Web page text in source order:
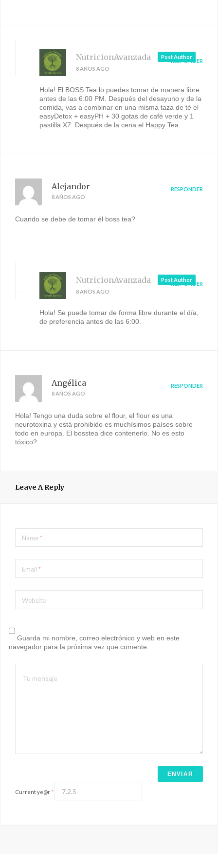
NutricionAvanzada
Post Author
8 AÑOS AGO
RESPONDER
Hola! El BOSS Tea lo puedes tomar de manera libre
antes de las 6:00 PM. Después del desayuno y de la
comida, vas a combinar en una misma taza de té el
easyDetox + easyPH + 30 gotas de café verde y 1
pastilla X7. Después de la cena el Happy Tea.
Alejandor
8 AÑOS AGO
RESPONDER
Cuando se debe de tomar él boss tea?
NutricionAvanzada
Post Author
8 AÑOS AGO
RESPONDER
Hola! Se puede tomar de forma libre durante el día,
de preferencia antes de las 6:00.
Angélica
8 AÑOS AGO
RESPONDER
Hola! Tengo una duda sobre el flour, el flour es una
neurotoxina y está prohibido es muchísimos países sobre
todo en europa. El bosstea dice contenerlo. No es esto
tóxico?
Leave A Reply
Name*
Email *
Website
Guarda mi nombre, correo electrónico y web en este
navegador para la próxima vez que comente.
Current ye@r *